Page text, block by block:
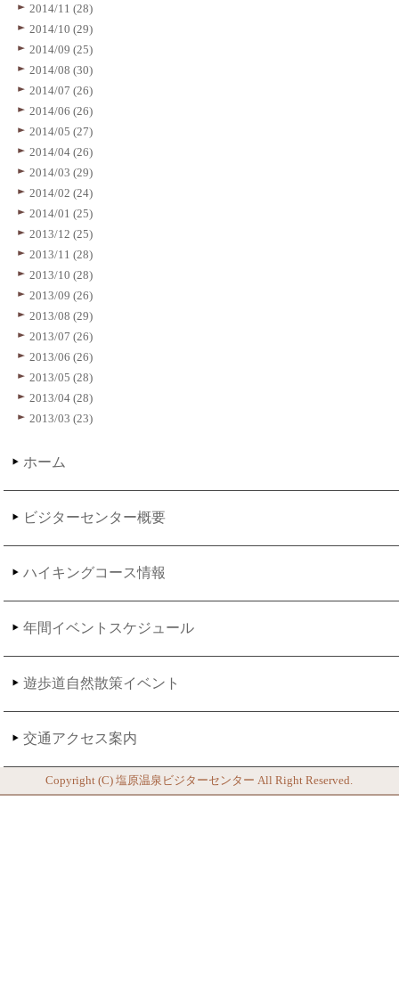
2014/11 (28)
2014/10 (29)
2014/09 (25)
2014/08 (30)
2014/07 (26)
2014/06 (26)
2014/05 (27)
2014/04 (26)
2014/03 (29)
2014/02 (24)
2014/01 (25)
2013/12 (25)
2013/11 (28)
2013/10 (28)
2013/09 (26)
2013/08 (29)
2013/07 (26)
2013/06 (26)
2013/05 (28)
2013/04 (28)
2013/03 (23)
ホーム
ビジターセンター概要
ハイキングコース情報
年間イベントスケジュール
遊歩道自然散策イベント
交通アクセス案内
Copyright (C)塩原温泉ビジターセンター All Right Reserved.